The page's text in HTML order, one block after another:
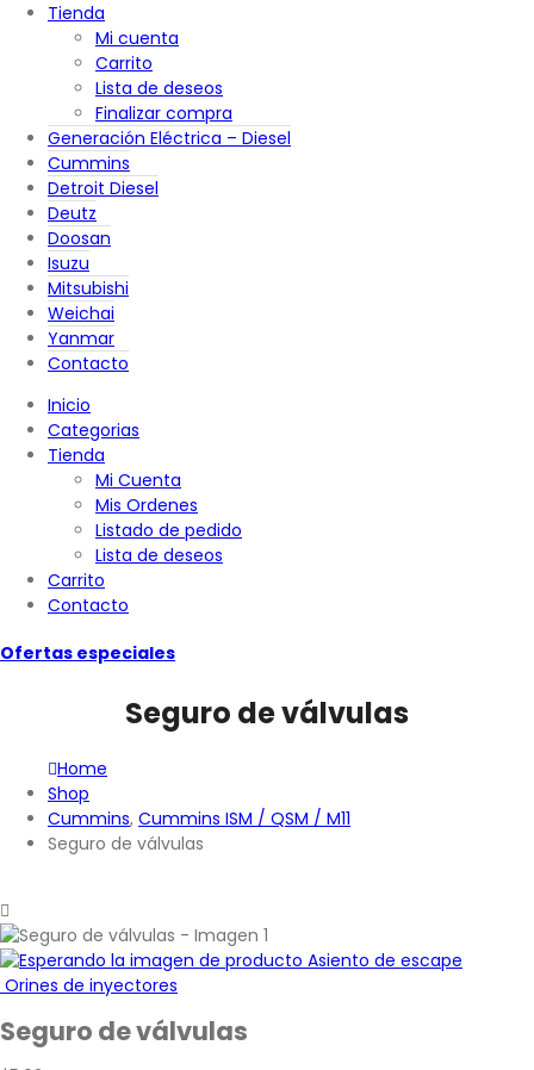
Tienda
Mi cuenta
Carrito
Lista de deseos
Finalizar compra
Generación Eléctrica – Diesel
Cummins
Detroit Diesel
Deutz
Doosan
Isuzu
Mitsubishi
Weichai
Yanmar
Contacto
Inicio
Categorias
Tienda
Mi Cuenta
Mis Ordenes
Listado de pedido
Lista de deseos
Carrito
Contacto
Ofertas especiales
Seguro de válvulas
Home
Shop
Cummins, Cummins ISM / QSM / M11
Seguro de válvulas
Asiento de escape
Orines de inyectores
Seguro de válvulas